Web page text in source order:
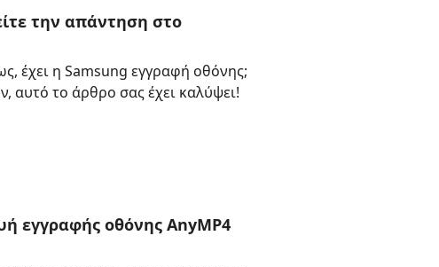
την απάντηση στο
έχει η Samsung εγγραφή οθόνης;
το άρθρο σας έχει καλύψει!
εγγραφής οθόνης AnyMP4